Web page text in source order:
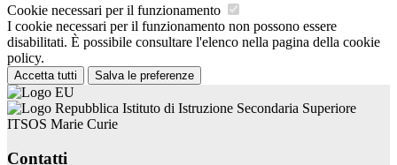
Cookie necessari per il funzionamento
I cookie necessari per il funzionamento non possono essere
disabilitati. È possibile consultare l'elenco nella pagina della cookie
policy.
Accetta tutti Salva le preferenze
Istituto di Istruzione Secondaria Superiore
ITSOS Marie Curie
Contatti